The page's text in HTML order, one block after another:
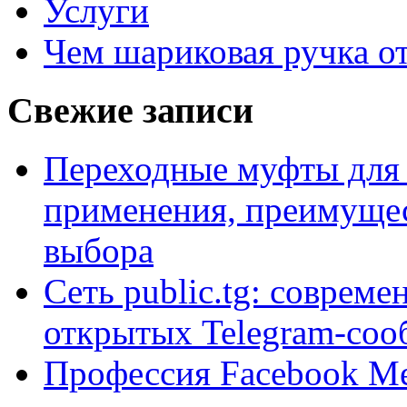
Услуги
Чем шариковая ручка
Свежие записи
Переходные муфты для
применения,
выбора
Сеть public.tg:
открытых Telegram-
Профессия Facebook